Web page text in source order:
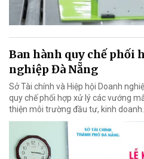
Ban hành quy chế phối
nghiệp Đà Nẵng
Sở Tài chính và Hiệp hội Doanh
quy chế phối hợp xử lý các vướng
thiện môi trường đầu tư, kinh doanh.